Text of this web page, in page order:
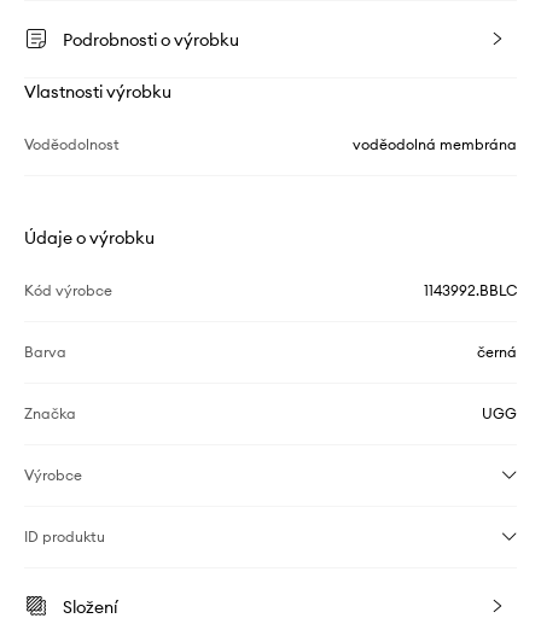
Podrobnosti o výrobku
Vlastnosti výrobku
Voděodolnost voděodolná membrána
Údaje o výrobku
Kód výrobce 1143992.BBLC
Barva černá
Značka UGG
Výrobce
ID produktu
Složení